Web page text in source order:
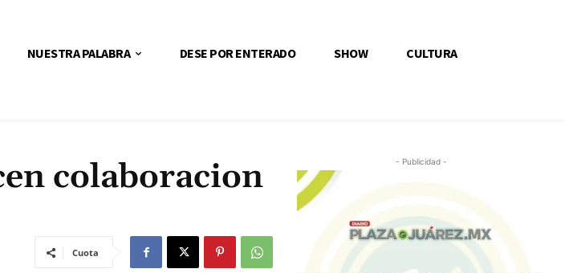
NUESTRA PALABRA DESE POR ENTERADO SHOW CULTURA
colaboracion
Cuota
- Publicidad -